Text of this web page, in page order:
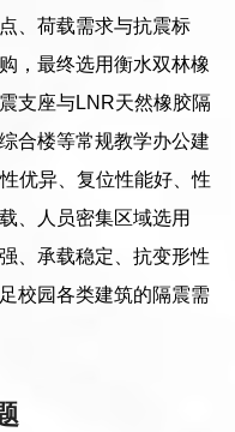
、荷载需求与抗震标
，最终选用衡水双林橡
支座与LNR天然橡胶隔
合楼等常规教学办公建
优异、复位性能好、性
、人员密集区域选用
、承载稳定、抗变形性
校园各类建筑的隔震需